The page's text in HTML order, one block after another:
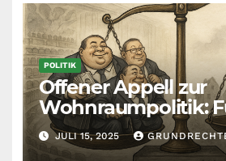
POLITIK
Offener Appell zur
Wohnraumpolitik:
Fairness zwischen
Vermietern und
JULI 15, 2025